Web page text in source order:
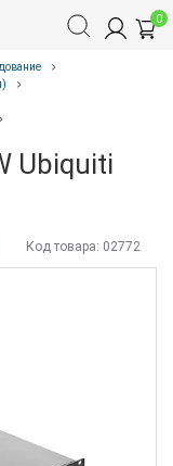
0
Ubiquiti
Код товара: 02772